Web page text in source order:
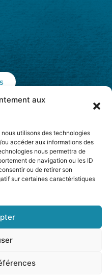
aux
utilisons des technologies
accéder aux informations des
nous permettra de
de navigation ou les ID
ou de retirer son
sur certaines caractéristiques